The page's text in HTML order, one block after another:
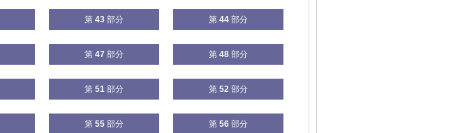
第 43 部分 第 44 部分
第 47 部分 第 48 部分
第 51 部分 第 52 部分
第 55 部分 第 56 部分